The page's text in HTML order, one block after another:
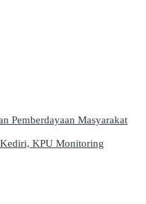
Pemberdayaan Masyarakat
Kediri, KPU Monitoring